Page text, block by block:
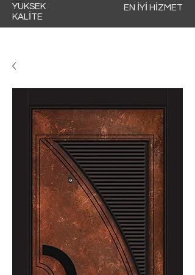
YÜKSEK
KALİTE
EN İYİ HİZMET